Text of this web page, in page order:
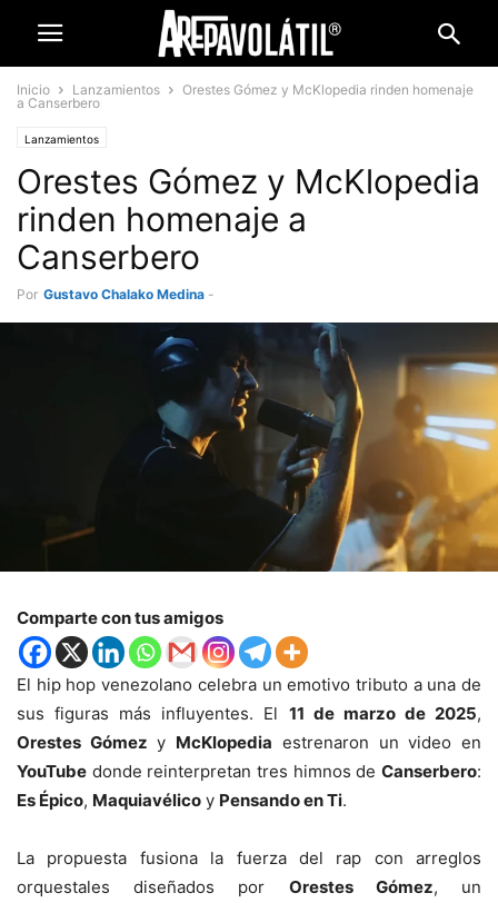
Inicio Lanzamientos
Orestes Gómez y McKlopedia rinden homenaje
a Canserbero
Lanzamientos
Orestes Gómez y McKlopedia
rinden homenaje a
Canserbero
Por Gustavo Chalako Medina -
Comparte con tus amigos
El hip hop venezolano celebra un emotivo tributo a una de
sus figuras más influyentes. El 11 de marzo de 2025,
Orestes Gómez y McKlopedia estrenaron un video en
YouTube donde reinterpretan tres himnos de Canserbero:
Es Épico, Maquiavélico y Pensando en Ti.
La propuesta fusiona la fuerza del rap con arreglos
orquestales diseñados por Orestes Gómez, un